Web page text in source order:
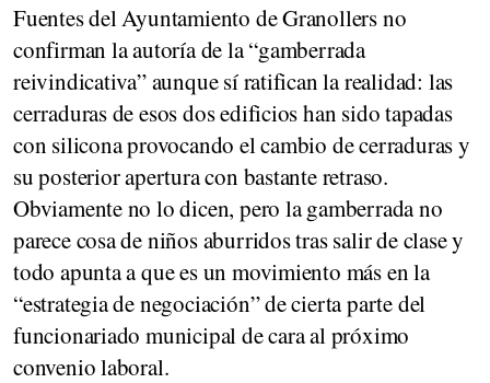
Fuentes del Ayuntamiento de Granollers no
confirman la autoría de la “gamberrada
reivindicativa” aunque sí ratifican la realidad: las
cerraduras de esos dos edificios han sido tapadas
con silicona provocando el cambio de cerraduras y
su posterior apertura con bastante retraso.
Obviamente no lo dicen, pero la gamberrada no
parece cosa de niños aburridos tras salir de clase y
todo apunta a que es un movimiento más en la
“estrategia de negociación” de cierta parte del
funcionariado municipal de cara al próximo
convenio laboral.